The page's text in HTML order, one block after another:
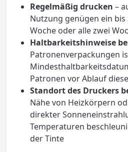
Regelmäßig drucken –
Nutzung genügen ein
Woche oder alle zwei
Haltbarkeitshinweise
Patronenverpackungen
Patronen vor Ablauf
Standort des Druckers
Nähe von Heizkörpern
direkter
Temperaturen
der Tinte